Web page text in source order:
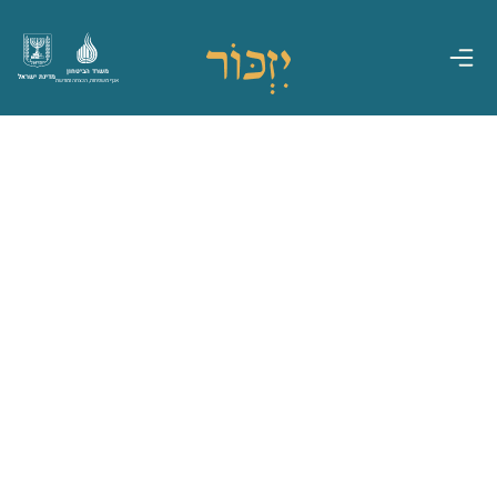
מדינת ישראל
משרד הביטחון
אגף משפחות, הנצחה ומורשת